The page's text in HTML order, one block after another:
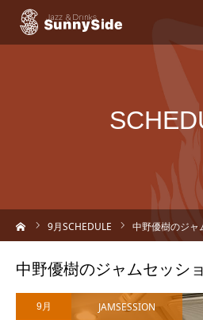
9月SCHEDULE 中野優樹のジャ
中野優樹のジャムセッシ
9月 JAMSESSION